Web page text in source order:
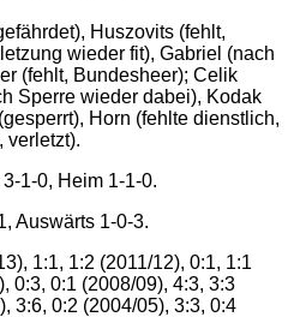
Huszovits (fehlt,
wieder fit), Gabriel (nach
(fehlt, Bundesheer); Celik
Sperre wieder dabei), Kodak
Horn (fehlte dienstlich,
verletzt).
1-0, Heim 1-1-0.
Auswärts 1-0-3.
1:1, 1:2 (2011/12), 0:1, 1:1
0:3, 0:1 (2008/09), 4:3, 3:3
3:6, 0:2 (2004/05), 3:3, 0:4